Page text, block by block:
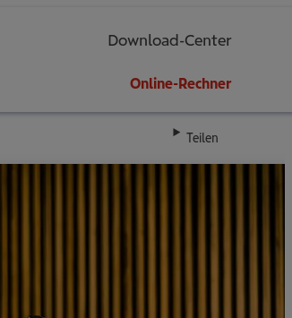
Download-Center
Online-Rechner
Teilen